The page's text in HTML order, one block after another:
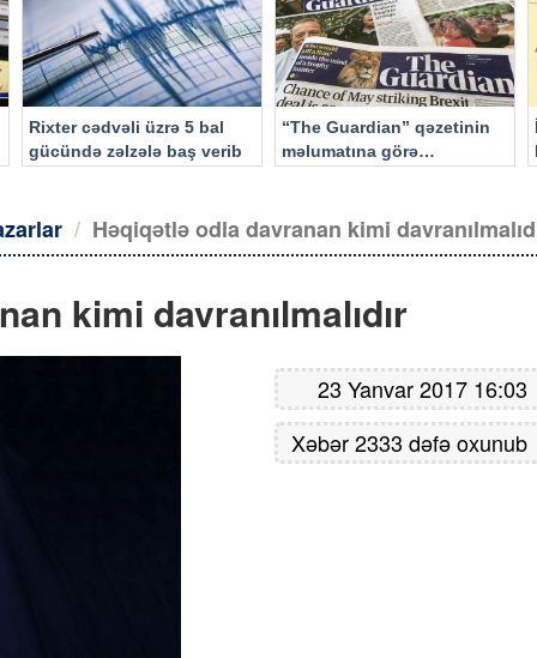
Rixter cədvəli üzrə 5 bal
gücündə zəlzələ baş verib
“The Guardian” qəzetinin
məlumatına görə…
Həqiqətlə odla davranan kimi
kimi davranılmalıdır
23 Yanvar 2017 16:03
Xəbər 2333 dəfə oxunub